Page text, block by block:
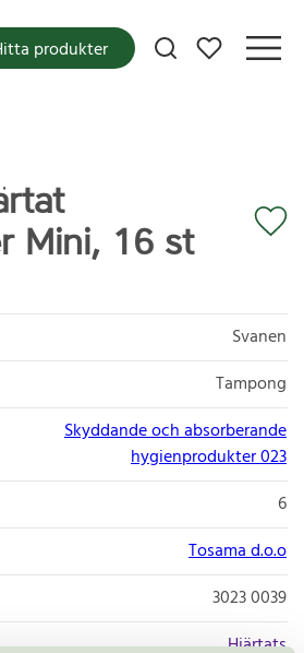
Mina favoriter
produkter
Mini, 16 st
Svanen
Tampong
Skyddande och absorberande
hygienprodukter 023
6
Tosama d.o.o
3023 0039
Hjärtats